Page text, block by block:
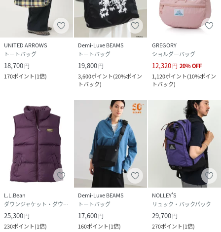
UNITED ARROWS
トートバッグ
18,700円
170ポイント(1倍)
Demi-Luxe BEAMS
トートバッグ
19,800円
3,600ポイント(20%ポイン
トバック)
GREGORY
ショルダーバッグ
12,320円 20%OFF
1,120ポイント(10%ポイン
トバック)
L.L.Bean
ダウンジャケット・ダウンベスト
25,300円
230ポイント(1倍)
Demi-Luxe BEAMS
トートバッグ
17,600円
160ポイント(1倍)
NOLLEY'S
リュック・バックパック
29,700円
270ポイント(1倍)